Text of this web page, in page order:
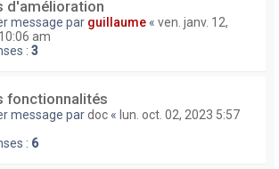
d'amélioration
message par guillaume « ven. janv. 12,
am
: 3
fonctionnalités
message pardoc « lun. oct. 02, 2023 5:57
: 6